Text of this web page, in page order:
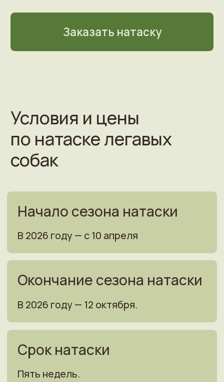
Окончание сезона натаски
Возраст собаки
Под Тверью, 150 км. от МКАД, в пойме
реки Тверца и Волга, на выпасах скота.
Место натаски
Прочный ошейник не снимающийся
без ватина и поролона внутри,
карточки и документа о прививках.
Проверить наличие вовремя
сделанных прививок,заранее
обработать от клеща.
для натаски